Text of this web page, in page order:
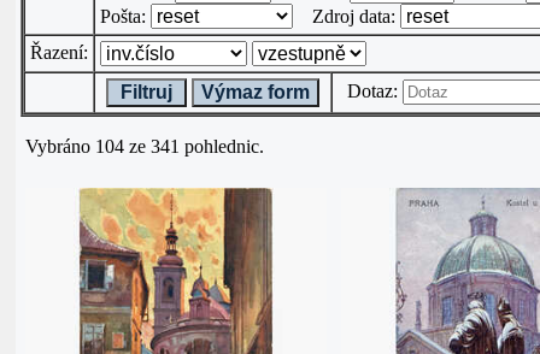
Pošta:
Zdroj data:
Řazení:
Filtruj
Výmaz form Dotaz:
Vybráno 104 ze 341 pohlednic.